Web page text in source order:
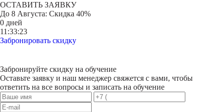
ОСТАВИТЬ ЗАЯВКУ
До 8 Августа: Скидка 40%
0 дней
11:33:23
Забронировать скидку
Забронируйте скидку на обучение
Оставьте заявку и наш менеджер свяжется с вами, чтобы
ответить на все вопросы и записать на обучение